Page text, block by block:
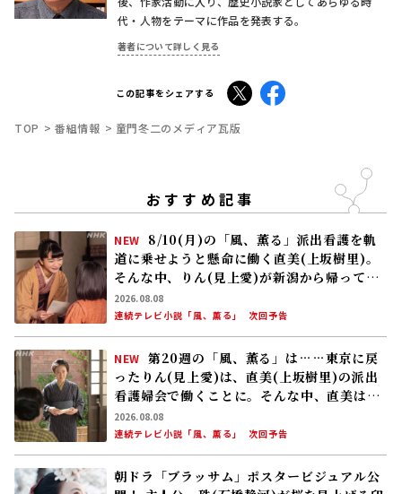
代・人物をテーマに作品を発表する。
著者について詳しく見る
この記事をシェアする X Facebook
TOP 番組情報 童門冬二のメディア瓦版
おすすめ記事
NEW
8/10(月)の「風、薫る」派出看護を軌
道に乗せようと懸命に働く直美(上坂樹里)。
そんな中、りん(見上愛)が新潟から帰ってく
る
2026.08.08
連続テレビ小説「風、薫る」
次回予告
NEW 第20週の「風、薫る」は……東京に戻
ったりん(見上愛)は、直美(上坂樹里)の派出
看護婦会で働くことに。そんな中、直美は自
分の理想とした無償の看護を始める
2026.08.08
連続テレビ小説「風、薫る」
次回予告
朝ドラ「ブラッサム」ポスタービジュアル公